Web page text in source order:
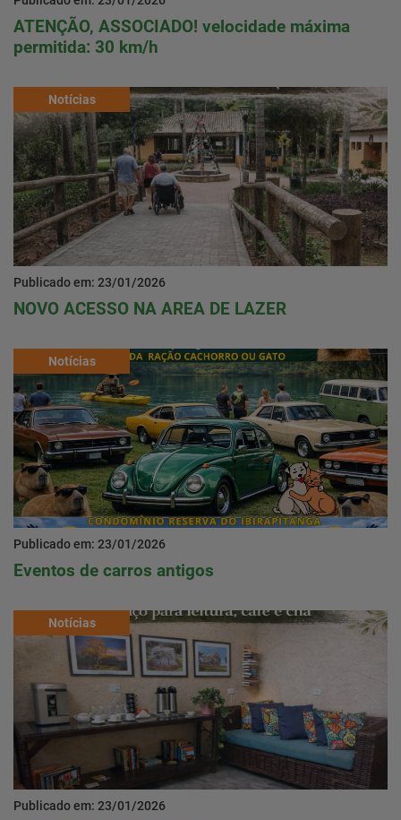
ATENÇÃO, ASSOCIADO! velocidade máxima
permitida: 30 km/h
Notícias
Publicado em: 23/01/2026
NOVO ACESSO NA AREA DE LAZER
Notícias
Publicado em: 23/01/2026
Eventos de carros antigos
Notícias
Publicado em: 23/01/2026